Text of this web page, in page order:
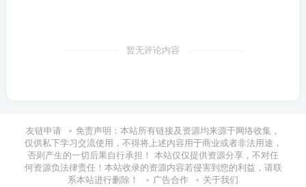
暂无评论内容
友链申请
免责声明：本站所有链接及资源均来源于网络收集，
仅供私下学习交流使用，不得将上述内容用于商业或者非法用途，
否则产生的一切后果自行承担！ 本站仅仅提供资源分享，不对任
何资源负法律责任！本站收录的资源内容若侵害到您的利益，请联
系本站进行删除！
广告合作 关于我们